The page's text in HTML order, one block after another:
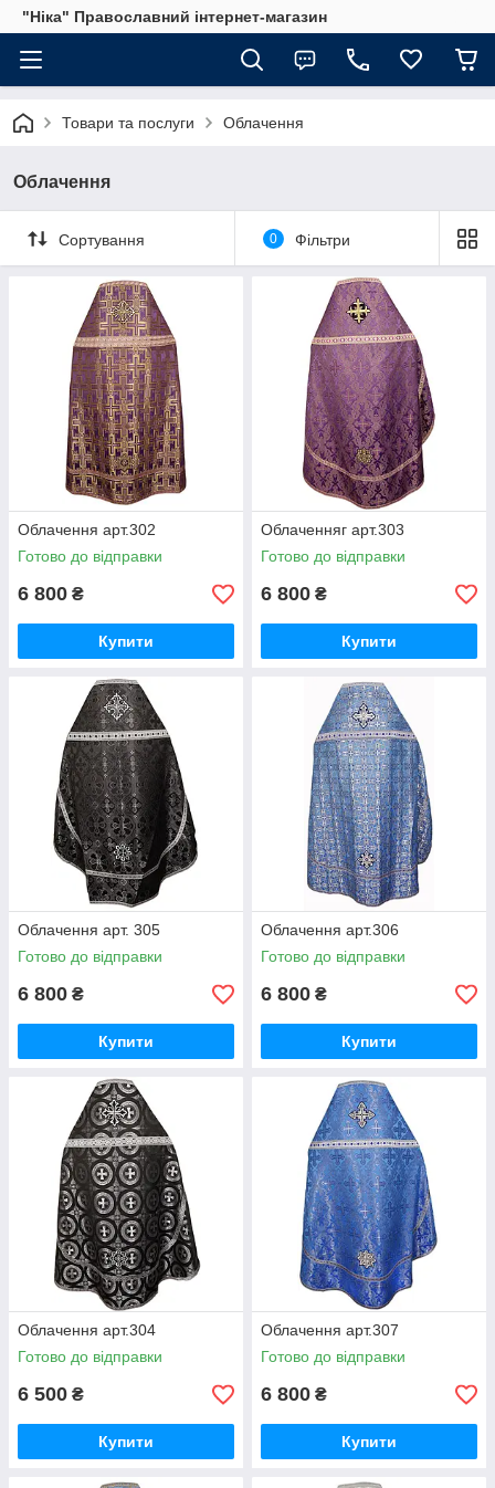
"Ніка" Православний інтернет-магазин
Товари та послуги Облачення
Облачення
Сортування 0 Фільтри
Облачення арт.302
Готово до відправки
6 800 ₴
Купити
Облаченняг арт.303
Готово до відправки
6 800 ₴
Купити
Облачення арт. 305
Готово до відправки
6 800 ₴
Купити
Облачення арт.306
Готово до відправки
6 800 ₴
Купити
Облачення арт.304
Готово до відправки
6 500 ₴
Купити
Облачення арт.307
Готово до відправки
6 800 ₴
Купити